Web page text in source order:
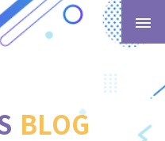
t
o
e
BLOG